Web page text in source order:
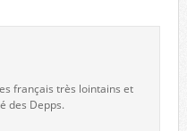
français très lointains et
des Depps.